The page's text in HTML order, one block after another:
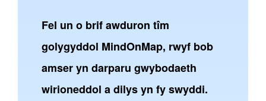
Fel un o brif awduron tîm
golygyddol MindOnMap, rwyf bob
amser yn darparu gwybodaeth
wirioneddol a dilys yn fy swyddi.